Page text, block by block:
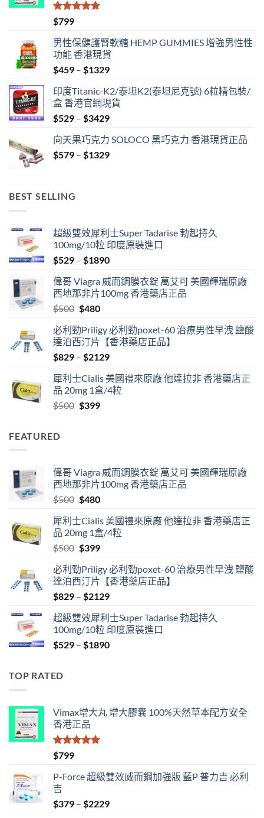
評分
滿分 5
$799
男性保健護腎軟糖 HEMP GUMMIES 增強男性性
功能 香港現貨
$459 – $1329Price
$459
through
$1329
印度Titanic-K2/泰坦K2(泰坦尼克號) 6粒精包裝/
盒 香港官網現貨
$529 – $3429Price
$529
through
向天果巧克力 SOLOCO 黑巧克力 香港現貨正品
$579 – $1329Price
BEST SELLING
超級雙效犀利士Super Tadarise 勃起持久
100mg/10粒 印度原裝進口
$529 – $1890Price
$529
through
偉哥 Viagra 威而鋼膜衣錠 萬艾可 美國輝瑞原廠
西地那非片100mg 香港藥店正品
$500 Original
was:
$500.
$480Current
is:
$480.
必利勁Priligy 必利勁poxet-60 治療男性早洩 鹽酸
達泊西汀片【香港藥店正品】
$829 – $2129Price
$829
through
犀利士Cialis 美國禮來原廠 他達拉非 香港藥店正
品 20mg 1盒/4粒
$500 Original
$399Current
FEATURED
偉哥 Viagra 威而鋼膜衣錠 萬艾可 美國輝瑞原廠
西地那非片100mg 香港藥店正品
$500 Original
was:
$500.
$480Current
is:
$480.
犀利士Cialis 美國禮來原廠 他達拉非 香港藥店正
品 20mg 1盒/4粒
$500 Original
was:
$500.
$399Current
is:
$399.
必利勁Priligy 必利勁poxet-60 治療男性早洩 鹽酸
達泊西汀片【香港藥店正品】
$829 – $2129Price
$829
through
$2129
超級雙效犀利士Super Tadarise 勃起持久
100mg/10粒 印度原裝進口
$529 – $1890Price
TOP RATED
Vimax增大丸 增大膠囊 100%天然草本配方安全
香港正品
評分
滿分 5
$799
P-Force 超級雙效威而鋼加強版 藍P 普力吉 必利
吉
$379 – $2229Price